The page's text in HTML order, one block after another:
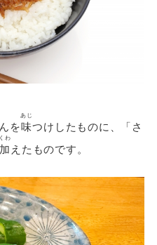
を味
あじ
つけしたものに、「さ
加
くわ
えたものです。